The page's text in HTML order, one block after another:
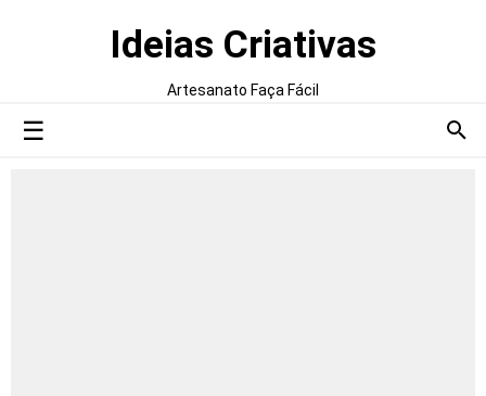
Ideias Criativas
Artesanato Faça Fácil